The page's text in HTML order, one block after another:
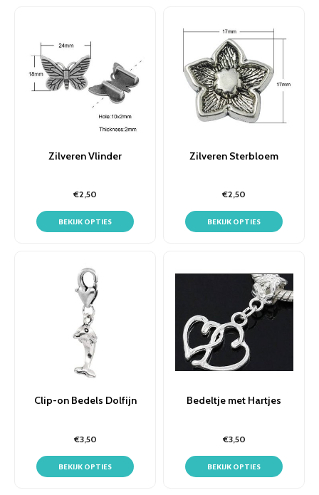
Zilveren Vlinder
€2,50
BEKIJK OPTIES
Zilveren Sterbloem
€2,50
BEKIJK OPTIES
Clip-on Bedels Dolfijn
€3,50
BEKIJK OPTIES
Bedeltje met Hartjes
€3,50
BEKIJK OPTIES